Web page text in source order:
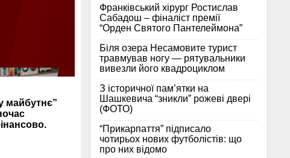
майбутнє”
Франківський хірург Ростислав
Сабадош – фіналіст премії
“Орден Святого Пантелеймона”
Біля озера Несамовите турист
травмував ногу — рятувальники
вивезли його квадроциклом
З історичної памʼятки на
Шашкевича “зникли” рожеві двері
(ФОТО)
“Прикарпаття” підписало
чотирьох нових футболістів: що
про них відомо